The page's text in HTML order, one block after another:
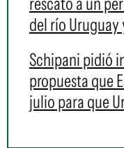
del río
Schipani pidió
propuesta que
julio para que